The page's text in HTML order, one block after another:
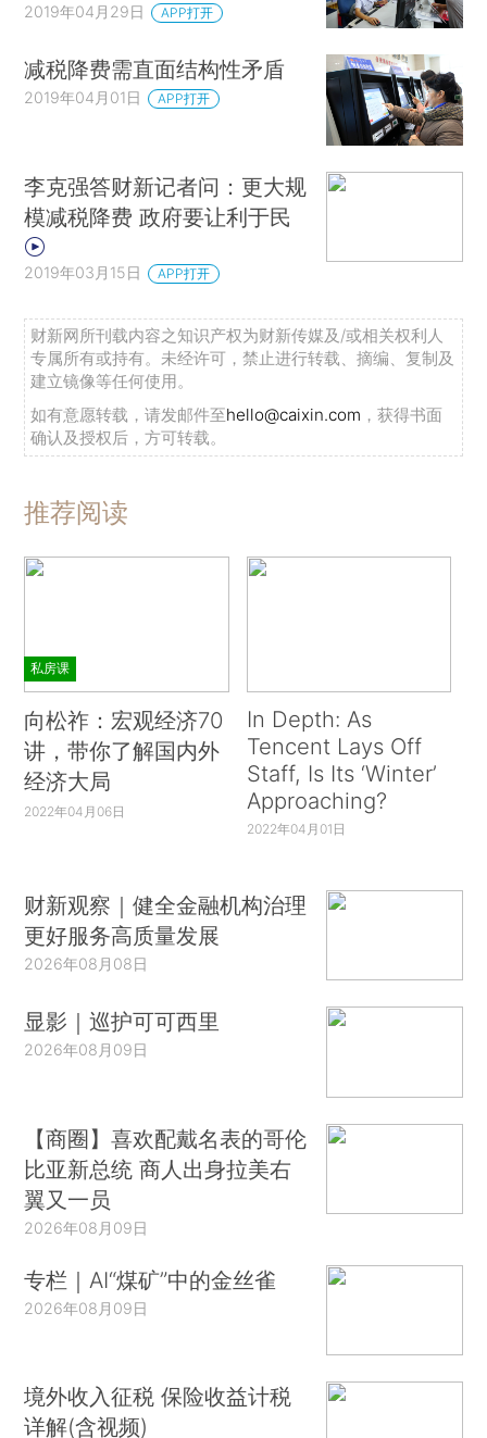
2019年04月29日 APP打开
减税降费需直面结构性矛盾
2019年04月01日 APP打开
李克强答财新记者问：更大规
模减税降费 政府要让利于民
2019年03月15日 APP打开
财新网所刊载内容之知识产权为财新传媒及/或相关权利人
专属所有或持有。未经许可，禁止进行转载、摘编、复制及
建立镜像等任何使用。
如有意愿转载，请发邮件至hello@caixin.com ，获得书面
确认及授权后，方可转载。
推荐阅读
私房课
向松祚：宏观经济70
讲，带你了解国内外
经济大局
2022年04月06日
In Depth: As
Tencent Lays Off
Staff, Is Its ‘Winter’
Approaching?
2022年04月01日
财新观察｜健全金融机构治理
更好服务高质量发展
2026年08月08日
显影｜巡护可可西里
2026年08月09日
【商圈】喜欢配戴名表的哥伦
比亚新总统 商人出身拉美右
翼又一员
2026年08月09日
专栏｜AI“煤矿”中的金丝雀
2026年08月09日
境外收入征税 保险收益计税
详解(含视频)